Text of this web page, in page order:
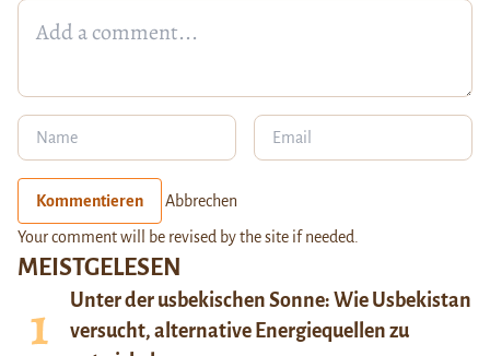
MEISTGELESEN
Unter der usbekischen Sonne: Wie Usbekistan
versucht, alternative Energiequellen zu
Kommentieren Abbrechen
Your comment will be revised by the site if needed.